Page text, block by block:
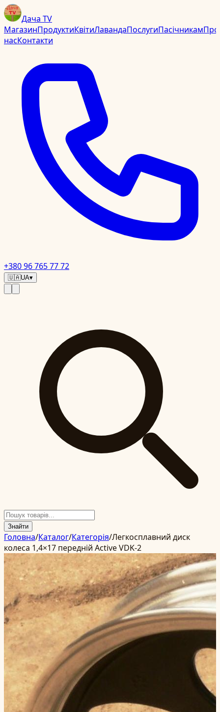
Дача TV
МагазинПродуктиКвітиЛавандаПослугиПасічникамПро
насКонтакти
+380 96 765 77 72
🇺🇦UA▾
Знайти
Головна/Каталог/Категорія/Легкосплавний диск
колеса 1,4×17 передній Active VDK-2